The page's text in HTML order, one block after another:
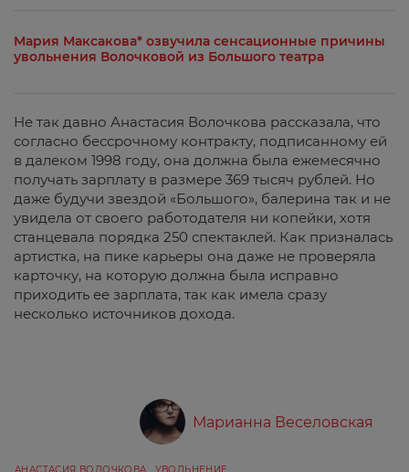
Мария Максакова* озвучила сенсационные причины
увольнения Волочковой из Большого театра
Не так давно Анастасия Волочкова рассказала, что
согласно бессрочному контракту, подписанному ей
в далеком 1998 году, она должна была ежемесячно
получать зарплату в размере 369 тысяч рублей. Но
даже будучи звездой «Большого», балерина так и не
увидела от своего работодателя ни копейки, хотя
станцевала порядка 250 спектаклей. Как призналась
артистка, на пике карьеры она даже не проверяла
карточку, на которую должна была исправно
приходить ее зарплата, так как имела сразу
несколько источников дохода.
Марианна Веселовская